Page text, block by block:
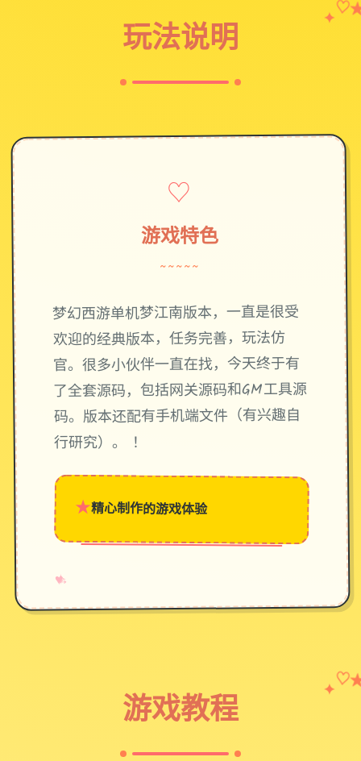
玩法说明
✦ ♡
♡
游戏特色
~~~~~
梦幻西游单机梦江南版本，一直是很受
欢迎的经典版本，任务完善，玩法仿
官。很多小伙伴一直在找，今天终于有
了全套源码，包括网关源码和GM工具源
码。版本还配有手机端文件（有兴趣自
行研究）。 ！
★精心制作的游戏体验
♥
✧
→
游戏教程
✦ ♡